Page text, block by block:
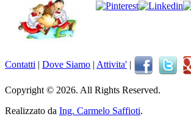
Contatti | Dove Siamo | Attivita' |
Copyright © 2026. All Rights Reserved.
Realizzato da Ing. Carmelo Saffioti.